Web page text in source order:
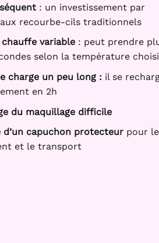
: un investissement par
recourbe-cils traditionnels
chauffe variable: peut prendre
selon la température
charge un peu long : il se
en 2h
du maquillage difficile
d’un capuchon protecteurpour le
et le transport